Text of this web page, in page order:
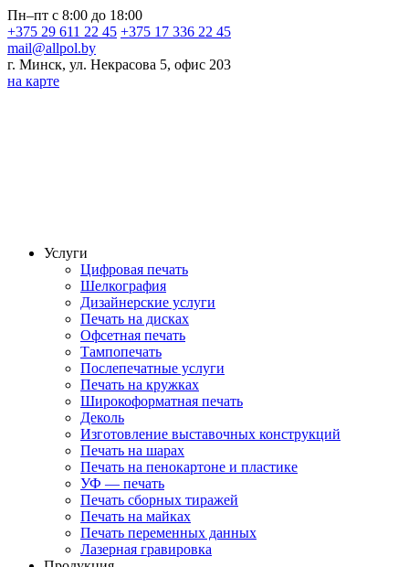
Пн–пт с 8:00 до 18:00
+375 29 611 22 45 +375 17 336 22 45
mail@allpol.by
г. Минск, ул. Некрасова 5, офис 203
на карте
Услуги
Цифровая печать
Шелкография
Дизайнерские услуги
Печать на дисках
Офсетная печать
Тампопечать
Послепечатные услуги
Печать на кружках
Широкоформатная печать
Деколь
Изготовление выставочных конструкций
Печать на шарах
Печать на пенокартоне и пластике
УФ — печать
Печать сборных тиражей
Печать на майках
Печать переменных данных
Лазерная гравировка